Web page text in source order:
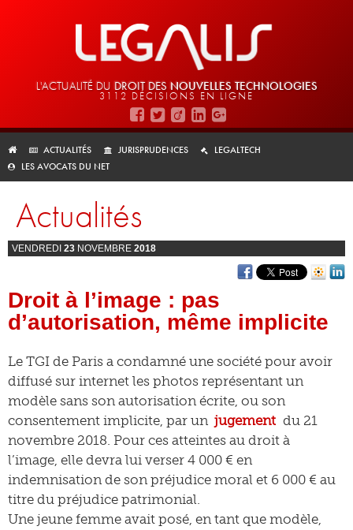
L'ACTUALITÉ DU DROIT DES NOUVELLES TECHNOLOGIES
3112 DÉCISIONS EN LIGNE
ACTUALITÉS JURISPRUDENCES
LEGALTECH
LES AVOCATS DU NET
Actualités
VENDREDI 23 NOVEMBRE 2018
Droit à l’image : pas
d’autorisation, même implicite
Le TGI de Paris a condamné une société pour avoir
diffusé sur internet les photos représentant un
modèle sans son autorisation écrite, ou son
consentement implicite, par un jugement du 21
novembre 2018. Pour ces atteintes au droit à
l’image, elle devra lui verser 4 000 € en
indemnisation de son préjudice moral et 6 000 € au
titre du préjudice patrimonial.
Une jeune femme avait posé, en tant que modèle,